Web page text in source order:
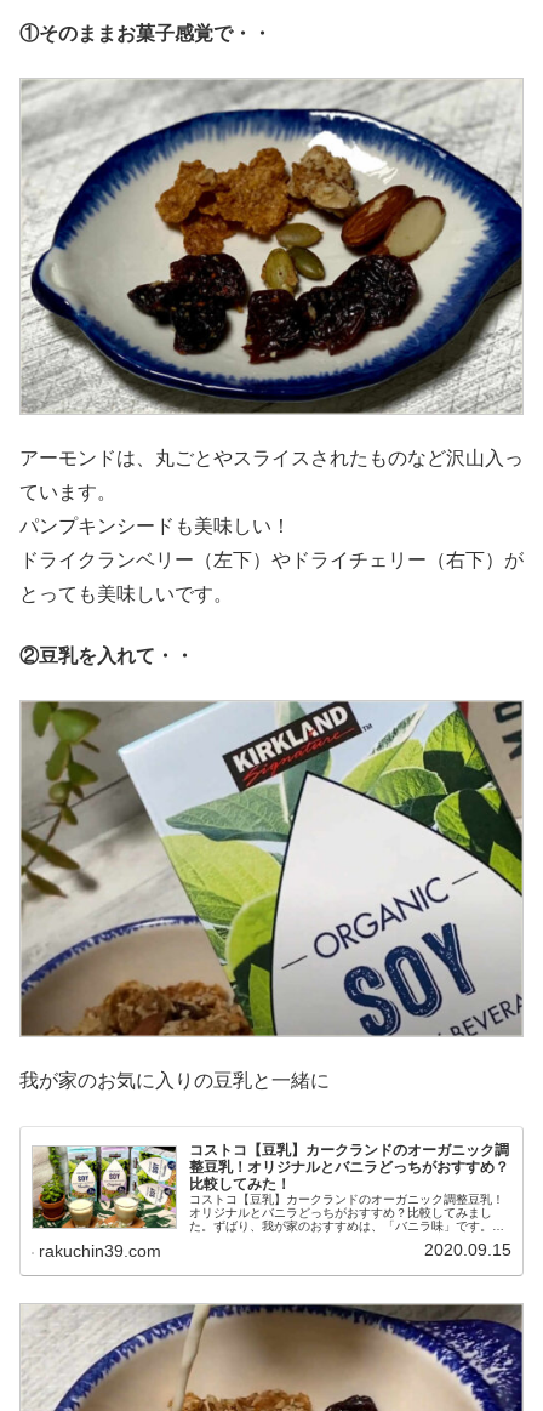
①そのままお菓子感覚で・・
アーモンドは、丸ごとやスライスされたものなど沢山入っ
ています。
パンプキンシードも美味しい！
ドライクランベリー（左下）やドライチェリー（右下）が
とっても美味しいです。
②豆乳を入れて・・
我が家のお気に入りの豆乳と一緒に
コストコ【豆乳】カークランドのオーガニック調
整豆乳！オリジナルとバニラどっちがおすすめ？
比較してみた！
コストコ【豆乳】カークランドのオーガニック調整豆乳！
オリジナルとバニラどっちがおすすめ？比較してみまし
た。ずばり、我が家のおすすめは、「バニラ味」です。ア
rakuchin39.com 2020.09.15